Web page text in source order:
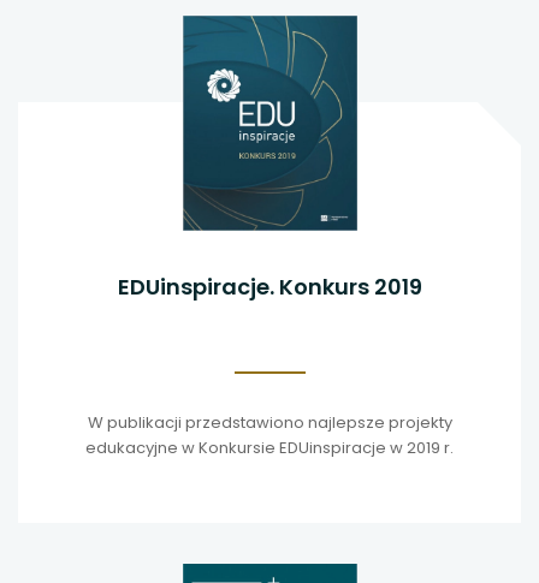
EDUinspiracje. Konkurs 2019
W publikacji przedstawiono najlepsze projekty
edukacyjne w Konkursie EDUinspiracje w 2019 r.